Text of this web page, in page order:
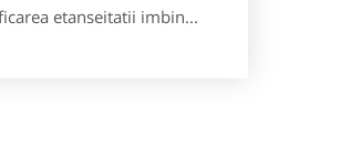
etanseitatii imbin...